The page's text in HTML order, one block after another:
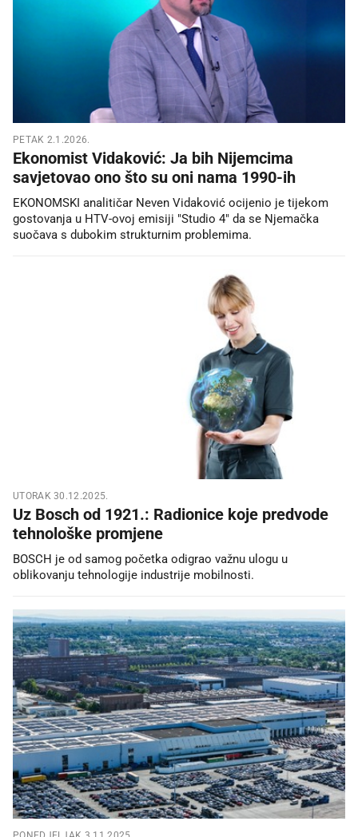
PETAK 2.1.2026.
Ekonomist Vidaković: Ja bih Nijemcima
savjetovao ono što su oni nama 1990-ih
EKONOMSKI analitičar Neven Vidaković ocijenio je tijekom
gostovanja u HTV-ovoj emisiji "Studio 4" da se Njemačka
suočava s dubokim strukturnim problemima.
UTORAK 30.12.2025.
Uz Bosch od 1921.: Radionice koje predvode
tehnološke promjene
BOSCH je od samog početka odigrao važnu ulogu u
oblikovanju tehnologije industrije mobilnosti.